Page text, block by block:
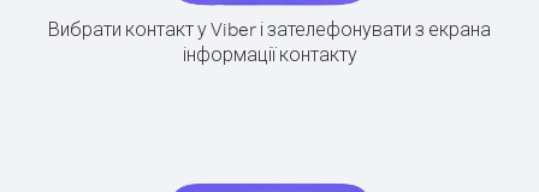
Вибрати контакт у Viber і зателефонувати з екрана
інформації контакту